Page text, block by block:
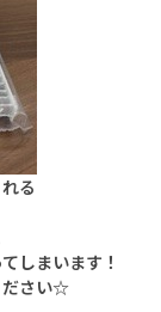
る
しまいます！
ださい☆